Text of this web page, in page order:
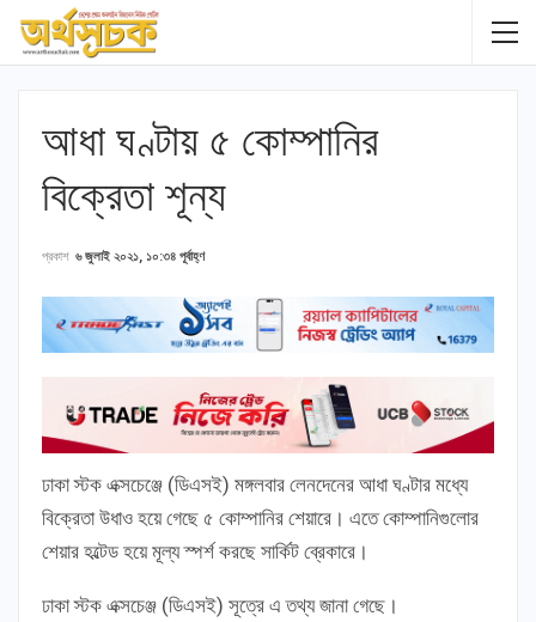
আধা ঘণ্টায় ৫ কোম্পানির
বিক্রেতা শূন্য
প্রকাশ ৬ জুলাই ২০২১, ১০:৩৪ পূর্বাহ্ণ
ঢাকা স্টক এক্সচেঞ্জে (ডিএসই) মঙ্গলবার লেনদেনের আধা ঘণ্টার মধ্যে
বিক্রেতা উধাও হয়ে গেছে ৫ কোম্পানির শেয়ারে। এতে কোম্পানিগুলোর
শেয়ার হল্টেড হয়ে মূল্য স্পর্শ করছে সার্কিট ব্রেকারে।
ঢাকা স্টক এক্সচেঞ্জ (ডিএসই) সূত্রে এ তথ্য জানা গেছে।